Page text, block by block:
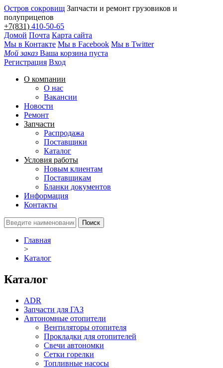
Остров сокровищ Запчасти и ремонт грузовиков и
полуприцепов
+7(831) 410-50-65
Домой Почта Карта сайта
Мы в Контакте Мы в Facebook Мы в Twitter
Мой заказ Ваша корзина пуста
Регистрация Вход
О компании
О нас
Вакансии
Новости
Ремонт
Запчасти
Распродажа
Поставщики
Каталог
Условия работы
Новым клиентам
Поставщикам
Бланки документов
Информация
Контакты
Главная
>
Каталог
Каталог
ADR
Запчасти для ГАЗ
Автономные отопители
Вентиляторы отопителя
Прокладки для отопителей
Свечи автономки
Сетки горелки
Топливные насосы